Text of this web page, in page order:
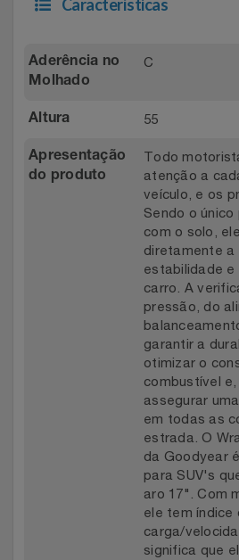
Características
Aderência no
Molhado
C
Altura 55
Apresentação
do produto
Todo
atenção a
veículo, e os
Sendo o
com o solo,
diretamente a
estabilidade e
carro. A
pressão, do
garantir a
otimizar o
combustível e,
assegurar
em todas as
estrada. O
da Goodyear
para SUV's
aro 17". Com
ele tem índice
carga/
significa que